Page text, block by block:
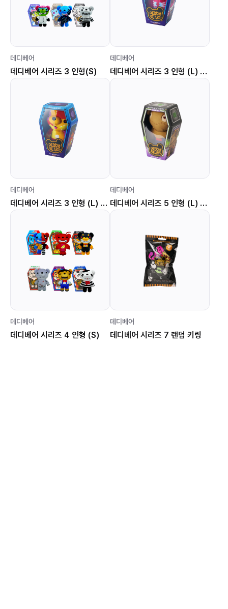
데디베어
데디베어 시리즈 3 인형(S)
데디베어
데디베어 시리즈 3 인형 (L) 거츠베어
데디베어
데디베어 시리즈 3 인형 (L) 벌지베어
데디베어
데디베어 시리즈 5 인형 (L) 에드가 앨런 크로우
데디베어
데디베어 시리즈 4 인형 (S)
데디베어
데디베어 시리즈 7 랜덤 키링